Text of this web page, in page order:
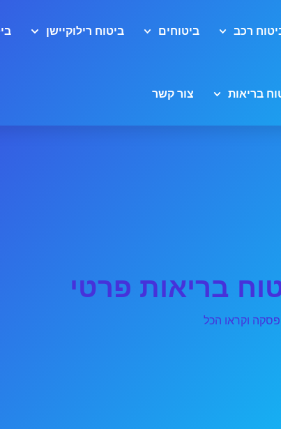
רכב ביטוחים ביטוח רילוקיישן
בריאות צור קשר
בריאות פרטי
וקראו הכל